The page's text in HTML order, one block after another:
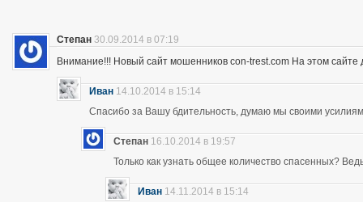
Степан 30.09.2014 в 07:19
Внимание!!! Новый сайт мошенников con-trest.com На этом сайте
Иван 14.10.2014 в 15:14
Спасибо за Вашу бдительность, думаю мы своими
Степан 16.10.2014 в 19:57
Только как узнать общее количество спасенных?
Иван 14.11.2014 в 15:14